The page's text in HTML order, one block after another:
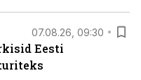
07.08.26, 09:30
Eesti